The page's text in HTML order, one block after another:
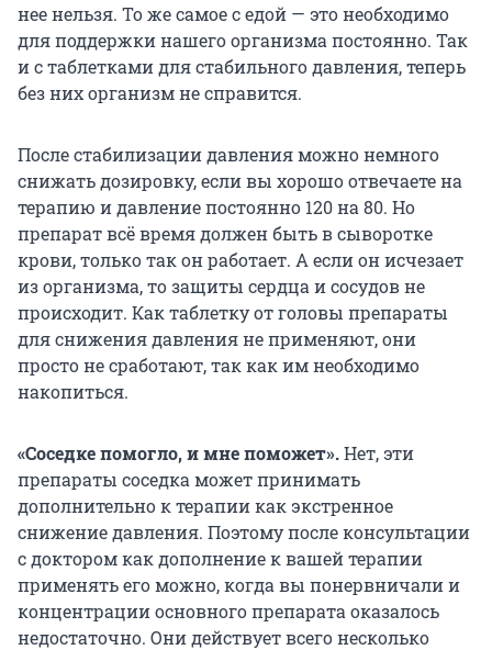
нее нельзя. То же самое с едой — это необходимо
для поддержки нашего организма постоянно. Так
и с таблетками для стабильного давления, теперь
без них организм не справится.
После стабилизации давления можно немного
снижать дозировку, если вы хорошо отвечаете на
терапию и давление постоянно 120 на 80. Но
препарат всё время должен быть в сыворотке
крови, только так он работает. А если он исчезает
из организма, то защиты сердца и сосудов не
происходит. Как таблетку от головы препараты
для снижения давления не применяют, они
просто не сработают, так как им необходимо
накопиться.
«Соседке помогло, и мне поможет».Нет, эти
препараты соседка может принимать
дополнительно к терапии как экстренное
снижение давления. Поэтому после консультации
с доктором как дополнение к вашей терапии
применять его можно, когда вы понервничали и
концентрации основного препарата оказалось
недостаточно. Они действует всего несколько